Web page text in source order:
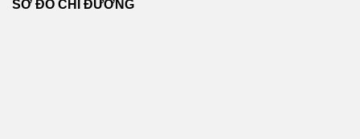
SƠ ĐỒ CHỈ ĐƯỜNG